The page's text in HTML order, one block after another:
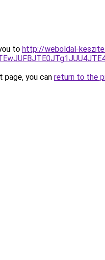
to http://weboldal-
you can return to the